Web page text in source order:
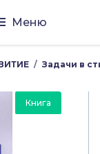
Меню
Задачи в
Книга